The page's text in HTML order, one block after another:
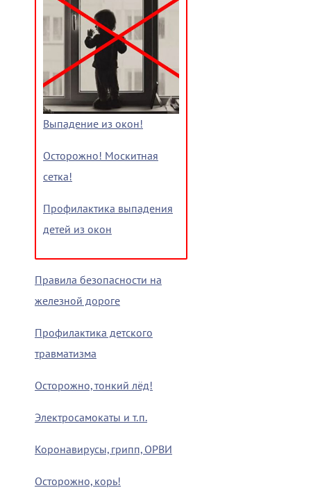
Выпадение из окон!
Осторожно! Москитная
сетка!
Профилактика выпадения
детей из окон
Правила безопасности на
железной дороге
Профилактика детского
травматизма
Осторожно, тонкий лёд!
Электросамокаты и т.п.
Коронавирусы, грипп, ОРВИ
Осторожно, корь!